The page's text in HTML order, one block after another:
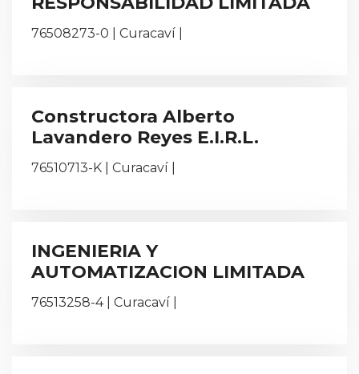
76508273-0 | Curacaví |
Constructora Alberto
Lavandero Reyes E.I.R.L.
76510713-K | Curacaví |
INGENIERIA Y
AUTOMATIZACION LIMITADA
76513258-4 | Curacaví |